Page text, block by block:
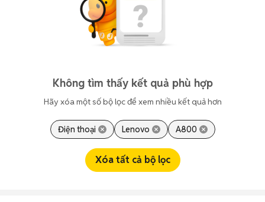
Không tìm thấy kết quả phù hợp
Hãy xóa một số bộ lọc để xem nhiều kết quả hơn
Điện thoại Lenovo A800
Xóa tất cả bộ lọc